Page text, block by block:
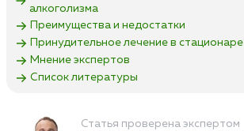
алкоголизма
Преимущества и недостатки
Принудительное лечение в стационаре
Мнение экспертов
Список литературы
Статья проверена экспертом